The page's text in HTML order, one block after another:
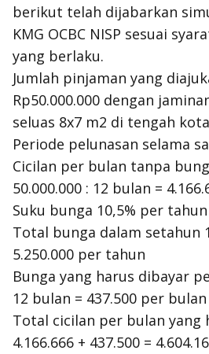
berikut telah dijabarkan
KMG OCBC NISP sesuai
yang berlaku.
Jumlah pinjaman yang
Rp50.000.000 dengan
seluas 8x7 m2 di tengah
Periode pelunasan selama
Cicilan per bulan tanpa
50.000.000 : 12 bulan =
Suku bunga 10,5% per tahun
Total bunga dalam setahun
5.250.000 per tahun
Bunga yang harus dibayar
12 bulan = 437.500 per bulan
Total cicilan per bulan yang
4.166.666 + 437.500 =